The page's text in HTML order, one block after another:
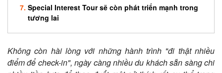
Special Interest Tour sẽ còn phát triển mạnh trong
tương lai
Không còn hài lòng với những hành trình "đi thật nhiều
điểm để check-in", ngày càng nhiều du khách sẵn sàng chi